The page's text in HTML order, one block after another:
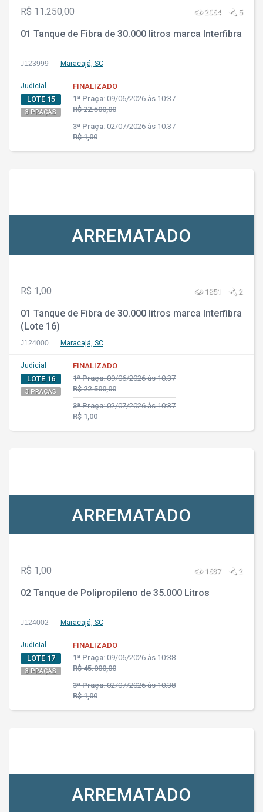
R$ 11.250,00 2064 5
01 Tanque de Fibra de 30.000 litros marca Interfibra
J123999 Maracajá, SC
Judicial
LOTE 15
3 PRAÇAS
FINALIZADO
1ª Praça:09/06/2026 às 10:37
R$ 22.500,00
3ª Praça:02/07/2026 às 10:37
R$ 1,00
ARREMATADO
R$ 1,00 1851 2
01 Tanque de Fibra de 30.000 litros marca Interfibra
(Lote 16)
J124000 Maracajá, SC
Judicial
LOTE 16
3 PRAÇAS
FINALIZADO
1ª Praça:09/06/2026 às 10:37
R$ 22.500,00
3ª Praça:02/07/2026 às 10:37
R$ 1,00
ARREMATADO
R$ 1,00 1637 2
02 Tanque de Polipropileno de 35.000 Litros
J124002 Maracajá, SC
Judicial
LOTE 17
3 PRAÇAS
FINALIZADO
1ª Praça:09/06/2026 às 10:38
R$ 45.000,00
3ª Praça:02/07/2026 às 10:38
R$ 1,00
ARREMATADO